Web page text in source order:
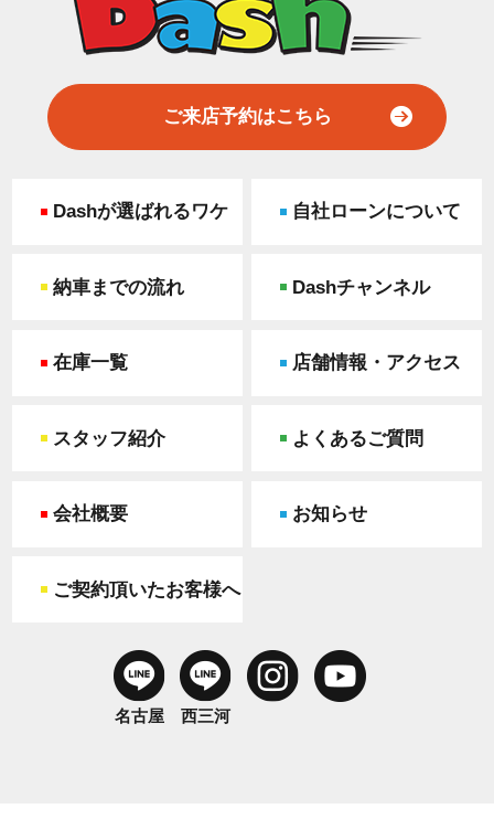
ご来店予約はこちら
Dashが選ばれるワケ 自社ローンについて
納車までの流れ Dashチャンネル
在庫一覧 店舗情報・アクセス
スタッフ紹介 よくあるご質問
会社概要 お知らせ
ご契約頂いたお客様へ
名古屋 西三河